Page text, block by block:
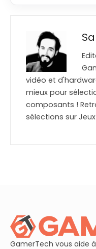
vidéo et
mieux pour
composants !
sélections sur
GamerTech vous aide